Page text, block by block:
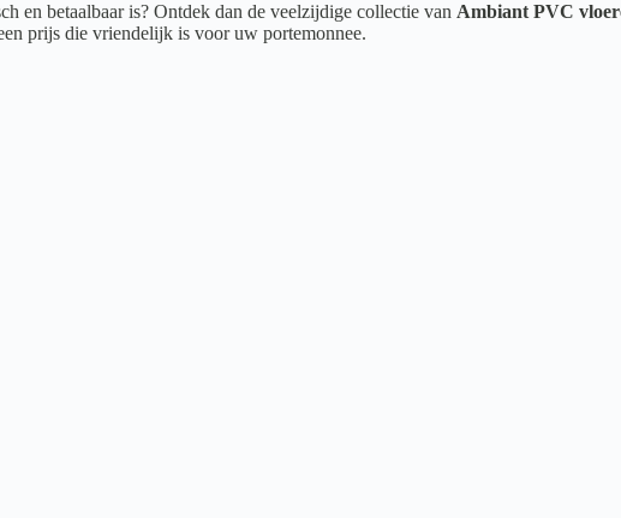
en betaalbaar is? Ontdek dan de veelzijdige collectie van Ambiant PVC
prijs die vriendelijk is voor uw portemonnee.